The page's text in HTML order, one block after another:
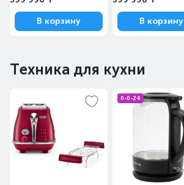
В корзину В корзину
Техника для кухни
0-0-24